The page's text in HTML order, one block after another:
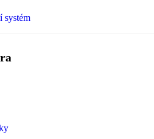
systém